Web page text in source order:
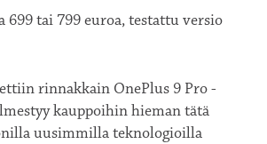
699 tai 799 euroa, testattu versio
rinnakkain OnePlus 9 Pro -
kauppoihin hieman tätä
uusimmilla teknologioilla